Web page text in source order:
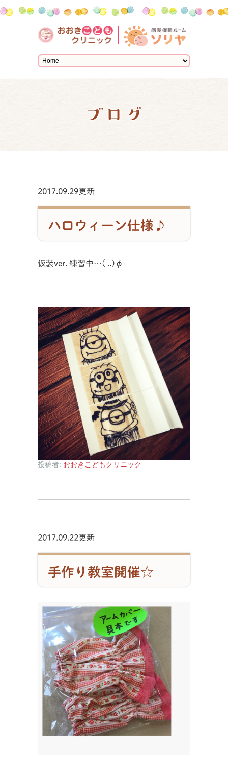
ブログ
2017.09.29更新
ハロウィーン仕様♪
仮装ver. 練習中…( ..)φ
投稿者: おおきこどもクリニック
2017.09.22更新
手作り教室開催☆